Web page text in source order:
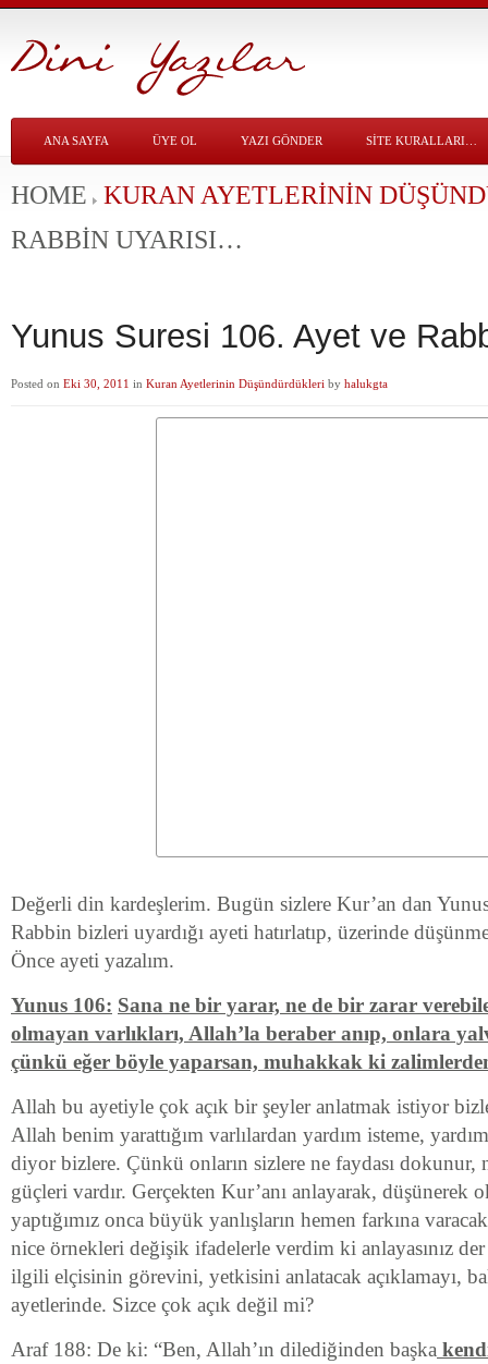
ANA SAYFA ÜYE OL YAZI GÖNDER SITE KURALLARI…
HOME KURAN AYETLERININ
RABBIN UYARISI…
Yunus Suresi 106. Ayet ve
Posted on Eki 30, 2011 in Kuran Ayetlerinin Düşündürdükleri by halukgta
Değerli din kardeşlerim. Bugün sizlere Kur’an dan
Rabbin bizleri uyardığı ayeti hatırlatıp, üzerinde
Önce ayeti yazalım.
Yunus 106: Sana ne bir yarar, ne de bir zarar
olmayan varlıkları, Allah’la beraber anıp, onlara
çünkü eğer böyle yaparsan, muhakkak ki
Allah bu ayetiyle çok açık bir şeyler anlatmak istiyor
Allah benim yarattığım varlılardan yardım isteme,
diyor bizlere. Çünkü onların sizlere ne faydası dokunur,
güçleri vardır. Gerçekten Kur’anı anlayarak, düşünerek
yaptığımız onca büyük yanlışların hemen farkına
nice örnekleri değişik ifadelerle verdim ki anlayasınız
ilgili elçisinin görevini, yetkisini anlatacak açıklamayı,
ayetlerinde. Sizce çok açık değil mi?
Araf 188: De ki: “Ben, Allah’ın dilediğinden başka